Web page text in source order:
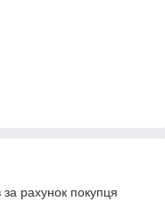
рахунок покупця